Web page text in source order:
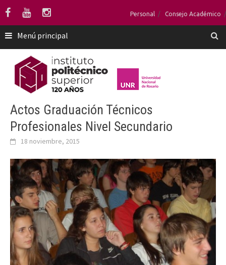
Saltar
contenido
Personal Consejo Académico
Menú principal
Actos Graduación Técnicos
Profesionales Nivel Secundario
18 noviembre, 2015